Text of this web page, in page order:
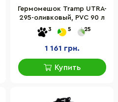
Гермомешок Tramp UTRA-
295-оливковый, PVC 90 л
3 5 25
1 161 грн.
Купить